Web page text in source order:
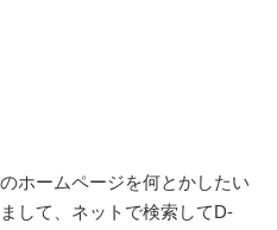
ホームページを何とかしたい
して、ネットで検索してD-